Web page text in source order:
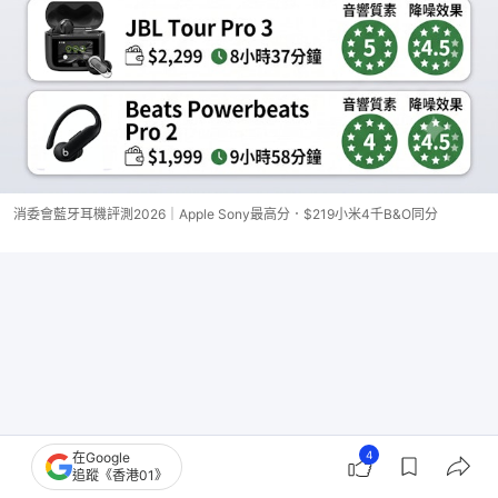
消委會藍牙耳機評測2026｜Apple Sony最高分．$219小米4千B&O同分
在Google
追蹤《香港01》
4